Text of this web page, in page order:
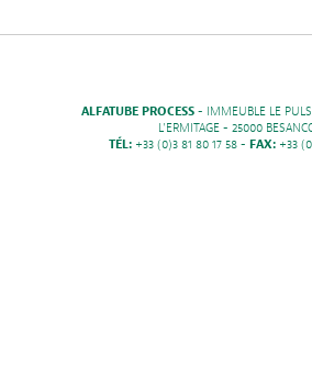
ALFATUBE PROCESS - IMMEUBLE LE
L'ERMITAGE - 25000
TÉL: +33 (0)3 81 80 17 58 - FAX: +33